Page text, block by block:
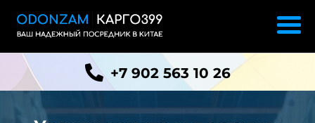
+7 902 563 10 26